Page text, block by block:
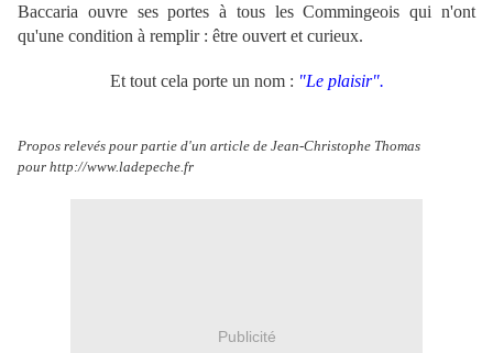
Baccaria ouvre ses portes à tous les Commingeois qui n'ont
qu'une condition à remplir : être ouvert et curieux.
Et tout cela porte un nom : "Le plaisir".
Propos relevés pour partie d'un article de Jean-Christophe Thomas
pour http://www.ladepeche.fr
Publicité